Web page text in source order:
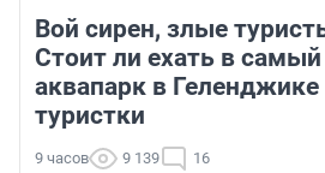
Вой сирен, злые
Стоит ли ехать в
аквапарк в
туристки
9 часов 9 139 16